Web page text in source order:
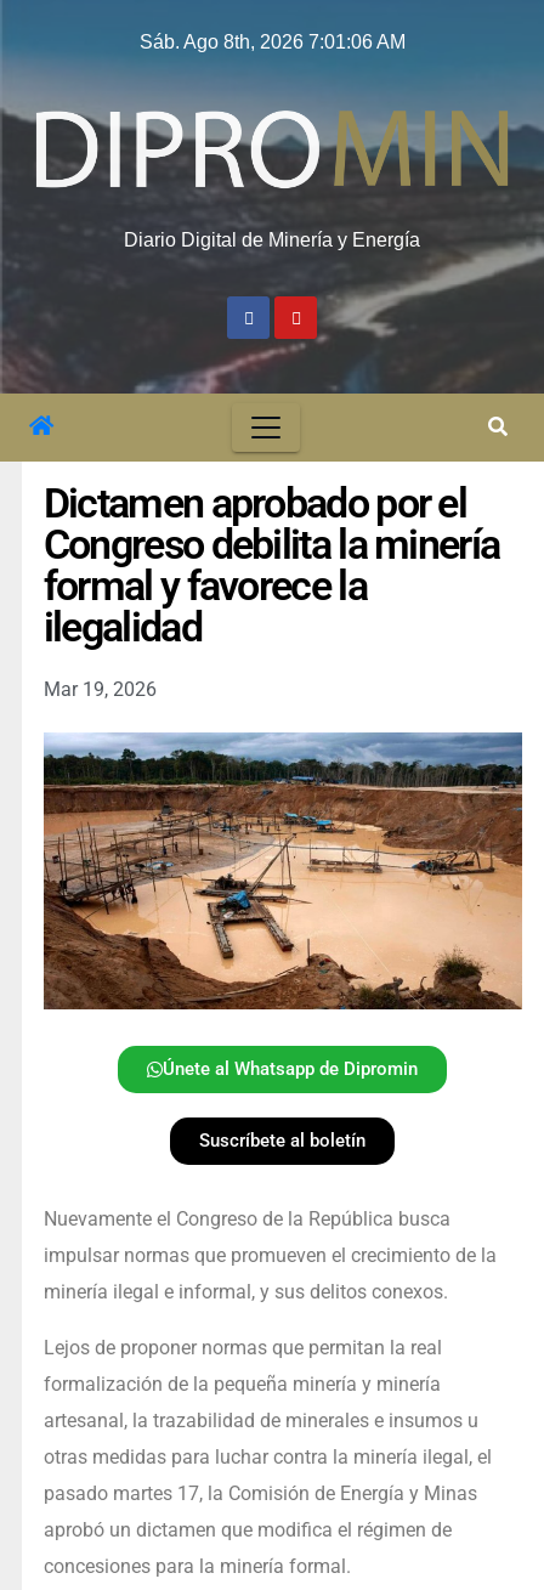
Sáb. Ago 8th, 2026 7:01:07 AM
Diario Digital de Minería y Energía
Dictamen aprobado por el
Congreso debilita la minería
formal y favorece la
ilegalidad
Mar 19, 2026
Únete al Whatsapp de Dipromin
Suscríbete al boletín
Nuevamente el Congreso de la República busca
impulsar normas que promueven el crecimiento de la
minería ilegal e informal, y sus delitos conexos.
Lejos de proponer normas que permitan la real
formalización de la pequeña minería y minería
artesanal, la trazabilidad de minerales e insumos u
otras medidas para luchar contra la minería ilegal, el
pasado martes 17, la Comisión de Energía y Minas
aprobó un dictamen que modifica el régimen de
concesiones para la minería formal.